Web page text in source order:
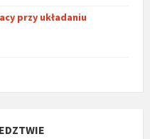
przy układaniu